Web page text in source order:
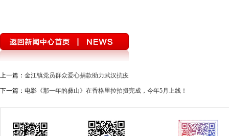
上一篇： 金江镇党员群众爱心捐款助力武汉抗疫
下一篇： 电影《那一年的彝山》在香格里拉拍摄完成，今年5月上线！